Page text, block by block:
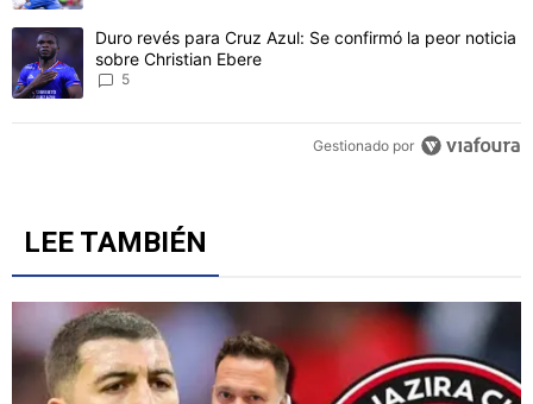
Un artículo de tendencia con el título "Duro revés para Cruz Azul:
Duro revés para Cruz Azul: Se confirmó la peor noticia
sobre Christian Ebere
5
Gestionado por
LEE TAMBIÉN